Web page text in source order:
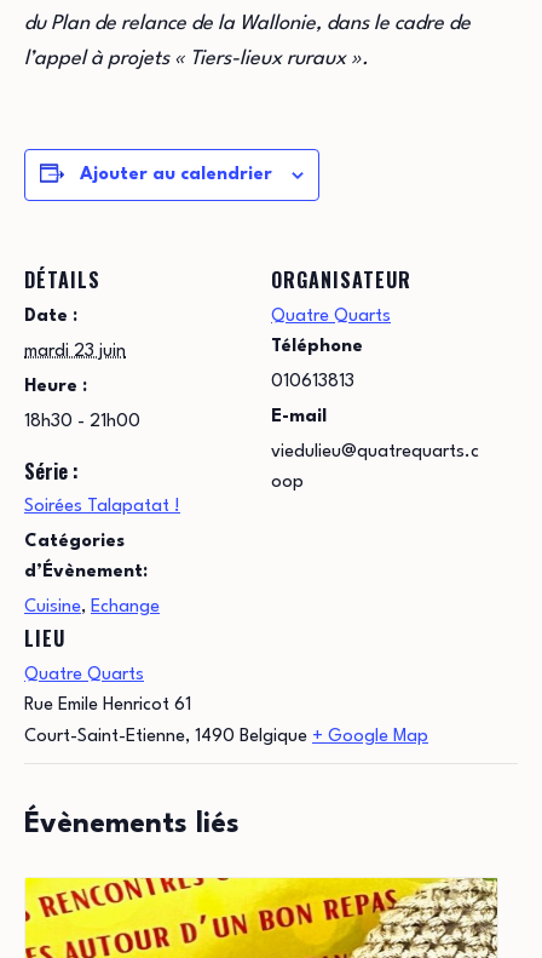
du Plan de relance de la Wallonie, dans le cadre de
l’appel à projets « Tiers-lieux ruraux ».
Ajouter au calendrier
DÉTAILS
Date :
mardi 23 juin
Heure :
18h30 - 21h00
Série :
Soirées Talapatat !
Catégories
d’Évènement:
Cuisine, Echange
LIEU
Quatre Quarts
Rue Emile Henricot 61
Court-Saint-Etienne, 1490 Belgique + Google Map
ORGANISATEUR
Quatre Quarts
Téléphone
010613813
E-mail
viedulieu@quatrequarts.c
oop
Évènements liés